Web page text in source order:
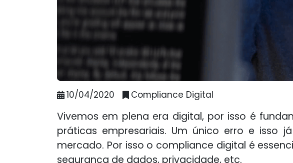
10/04/2020 Compliance Digital
Vivemos em plena era digital, por isso é
práticas empresariais. Um único erro e isso
mercado. Por isso o compliance digital é
segurança de dados, privacidade, etc.